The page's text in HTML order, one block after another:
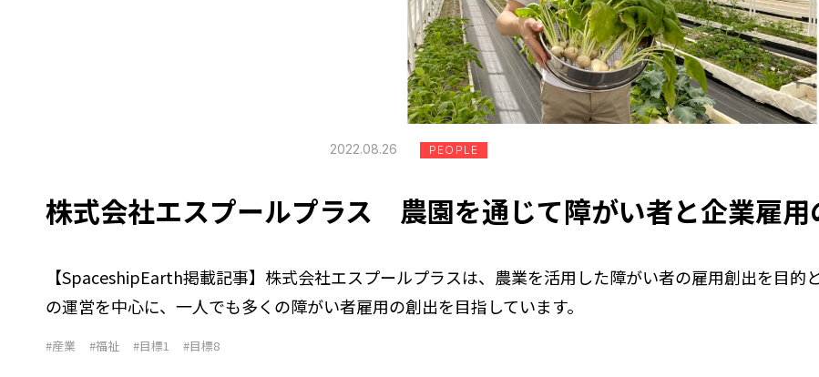
2022.08.26 PEOPLE
株式会社エスプールプラス 農園を通じて障がい者と企業雇用
【SpaceshipEarth掲載記事】株式会社エスプールプラスは、農業を活用した障がい者の雇用創出を目的
の運営を中心に、一人でも多くの障がい者雇用の創出を目指しています。
#産業 #福祉 #目標1 #目標8